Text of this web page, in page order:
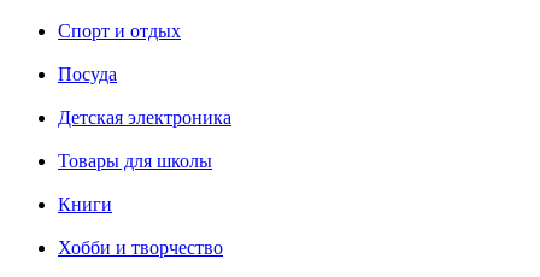
Спорт и отдых
Посуда
Детская электроника
Товары для школы
Книги
Хобби и творчество